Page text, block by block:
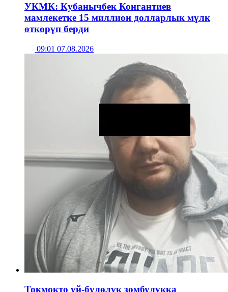
УКМК: Кубанычбек Конгантиев
мамлекетке 15 миллион долларлык мүлк
өткөрүп берди
09:01 07.08.2026
Токмокто үй-бүлөлүк зомбулукка